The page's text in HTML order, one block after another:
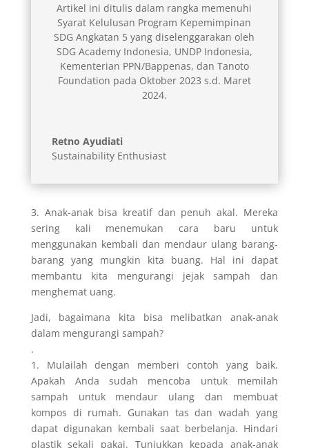
Artikel ini ditulis dalam rangka memenuhi
Syarat Kelulusan Program Kepemimpinan
SDG Angkatan 5 yang diselenggarakan oleh
SDG Academy Indonesia, UNDP Indonesia,
Kementerian PPN/Bappenas, dan Tanoto
Foundation pada Oktober 2023 s.d. Maret
2024.
Retno Ayudiati
Sustainability Enthusiast
3. Anak-anak bisa kreatif dan penuh akal. Mereka
sering kali menemukan cara baru untuk
menggunakan kembali dan mendaur ulang barang-
barang yang mungkin kita buang. Hal ini dapat
membantu kita mengurangi jejak sampah dan
menghemat uang.
Jadi, bagaimana kita bisa melibatkan anak-anak
dalam mengurangi sampah?
.
1. Mulailah dengan memberi contoh yang baik.
Apakah Anda sudah mencoba untuk memilah
sampah untuk mendaur ulang dan membuat
kompos di rumah. Gunakan tas dan wadah yang
dapat digunakan kembali saat berbelanja. Hindari
plastik sekali pakai. Tunjukkan kepada anak-anak